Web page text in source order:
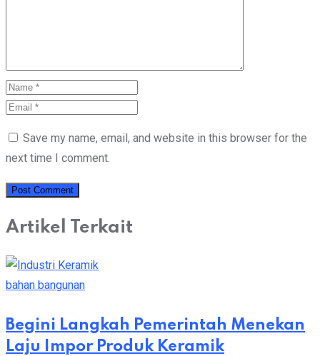
Save my name, email, and website in this browser for the
next time I comment.
Artikel Terkait
bahan bangunan
Begini Langkah Pemerintah Menekan
Laju Impor Produk Keramik